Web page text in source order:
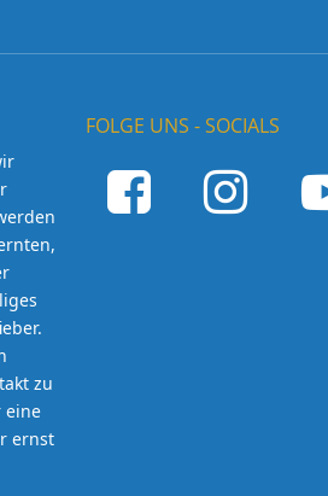
zu
eine
ernst
FOLGE UNS - SOCIALS